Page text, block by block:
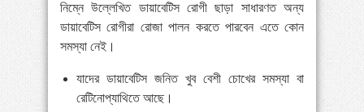
নিম্নে উল্লেখিত ডায়াবেটিস রোগী ছাড়া সাধারণত অন্য
ডায়াবেটিস রোগীরা রোজা পালন করতে পারবেন এতে কোন
সমস্যা নেই।
যাদের ডায়াবেটিস জনিত খুব বেশী চোখের সমস্যা বা
রেটিনোপ্যাথিতে আছে।